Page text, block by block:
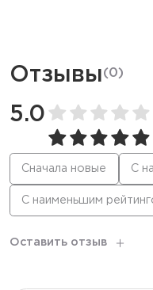
Режим
Количество
Отзывы (0)
5.0
Сначала новые С
С наименьшим
Оставить отзыв